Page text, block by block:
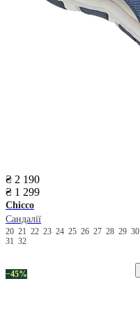
₴ 2 190
₴ 1 299
Chicco
Сандалії
20 21 22 23 24 25 26 27 28 29 30
31 32
−45%